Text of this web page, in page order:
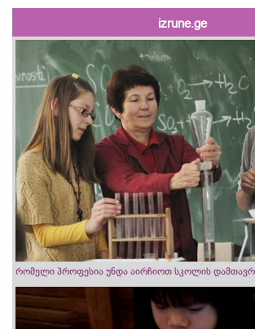
izrune.ge
რომელი პროფესია უნდა აირჩიოთ სკოლის